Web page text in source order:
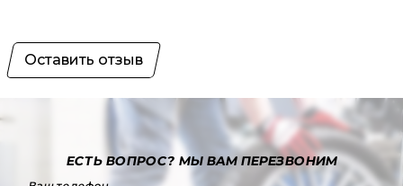
Оставить отзыв
ЕСТЬ ВОПРОС?МЫ ВАМ ПЕРЕЗВОНИМ